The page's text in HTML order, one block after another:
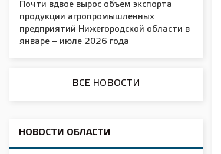
Почти вдвое вырос объем экспорта
продукции агропромышленных
предприятий Нижегородской области в
январе – июле 2026 года
ВСЕ НОВОСТИ
НОВОСТИ ОБЛАСТИ